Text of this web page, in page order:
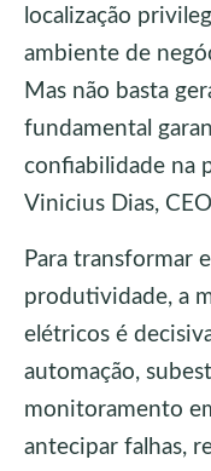
localização
ambiente de
Mas não basta
fundamental
confiabilidade na
Vinicius Dias,
Para transformar
produtividade, a
elétricos é
automação,
monitoramento
antecipar falhas,